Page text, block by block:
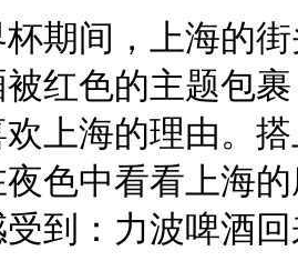
期间，上海的
红色的主题包
上海的理由。
色中看看上海
到：力波啤酒